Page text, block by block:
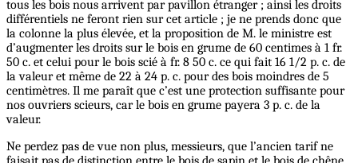
tous les bois nous arrivent par pavillon étranger ; ainsi les droits
différentiels ne feront rien sur cet article ; je ne prends donc que
la colonne la plus élevée, et la proposition de M. le ministre est
d’augmenter les droits sur le bois en grume de 60 centimes à 1 fr.
50 c. et celui pour le bois scié à fr. 8 50 c. ce qui fait 16 1/2 p. c. de
la valeur et même de 22 à 24 p. c. pour des bois moindres de 5
centimètres. Il me paraît que c’est une protection suffisante pour
nos ouvriers scieurs, car le bois en grume payera 3 p. c. de la
valeur.
Ne perdez pas de vue non plus, messieurs, que l’ancien tarif ne